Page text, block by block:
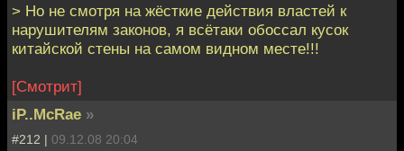
> Но не смотря на жёсткие действия властей к
нарушителям законов, я всётаки обоссал кусок
китайской стены на самом видном месте!!!
[Смотрит]
iP..McRae »
#212 | 09.12.08 20:04